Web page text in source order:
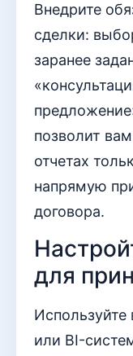
Внедрите
сделки:
заранее
позволит
отчетах
напрямую
договора.
для
Используйте
или BI-